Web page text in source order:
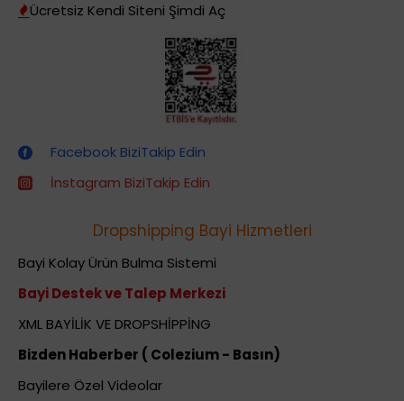
Ücretsiz Kendi Siteni Şimdi Aç
Facebook BiziTakip Edin
İnstagram BiziTakip Edin
Dropshipping Bayi Hizmetleri
Bayi Kolay Ürün Bulma Sistemi
Bayi Destek ve Talep Merkezi
XML BAYİLİK VE DROPSHİPPİNG
Bizden Haberber ( Colezium - Basın)
Bayilere Özel Videolar